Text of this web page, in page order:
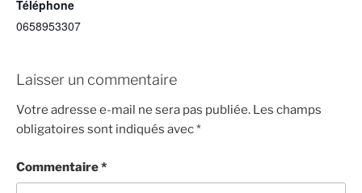
Téléphone
0658953307
Laisser un commentaire
Votre adresse e-mail ne sera pas publiée. Les champs
obligatoires sont indiqués avec*
Commentaire*